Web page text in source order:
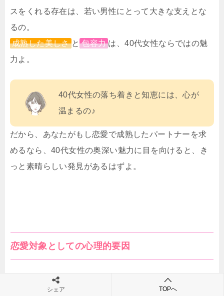
スをくれる存在は、若い男性にとって大きな支えとな
るの。
成熟した美しさ と 包容力 は、40代女性ならではの魅
力よ。
40代女性の落ち着きと知恵には、心が
温まるの♪
だから、あなたがもし恋愛で成熟したパートナーを求
めるなら、40代女性の奥深い魅力に目を向けると、き
っと素晴らしい発見があるはずよ。
恋愛対象としての心理的要因
シェア TOPへ